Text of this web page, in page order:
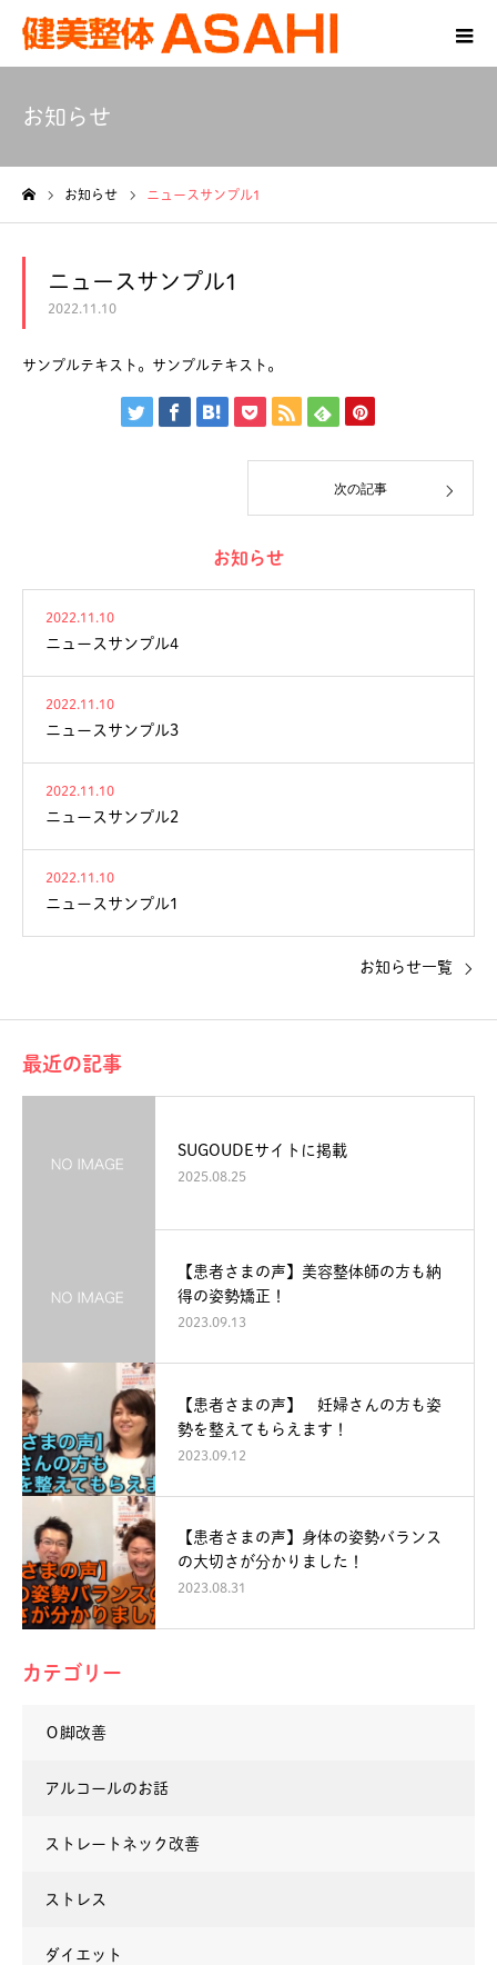
お知らせ
お知らせ ニュースサンプル1
ニュースサンプル1
2022.11.10
サンプルテキスト。サンプルテキスト。
次の記事
お知らせ
2022.11.10
ニュースサンプル4
2022.11.10
ニュースサンプル3
2022.11.10
ニュースサンプル2
2022.11.10
ニュースサンプル1
お知らせ一覧
最近の記事
SUGOUDEサイトに掲載
2025.08.25
【患者さまの声】美容整体師の方も納
得の姿勢矯正！
2023.09.13
【患者さまの声】 妊婦さんの方も姿
勢を整えてもらえます！
2023.09.12
【患者さまの声】身体の姿勢バランス
の大切さが分かりました！
2023.08.31
カテゴリー
Ｏ脚改善
アルコールのお話
ストレートネック改善
ストレス
ダイエット